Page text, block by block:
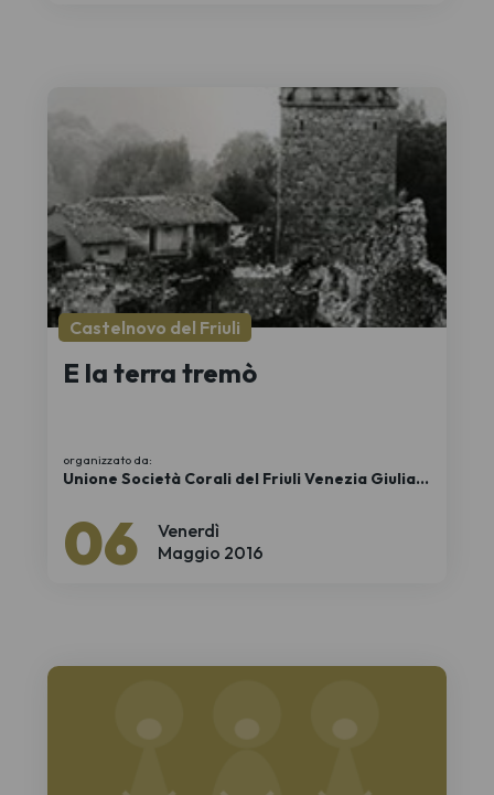
Venerdì
06 Maggio 2016
Castelnovo del Friuli
E la terra tremò
organizzato da:
Unione Società Corali del Friuli Venezia Giulia